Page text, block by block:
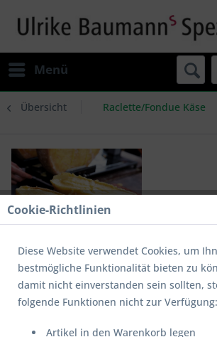
Menü
Übersicht Raclette/Fondue Käse
Schweizer Raclette
Cookie-Richtlinien
Diese Website verwendet Cookies, um
bestmögliche Funktionalität bieten zu
damit nicht einverstanden sein sollten,
folgende Funktionen nicht zur Verfügung:
Artikel in den Warenkorb legen